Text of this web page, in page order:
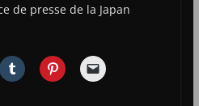
de presse de la Japan